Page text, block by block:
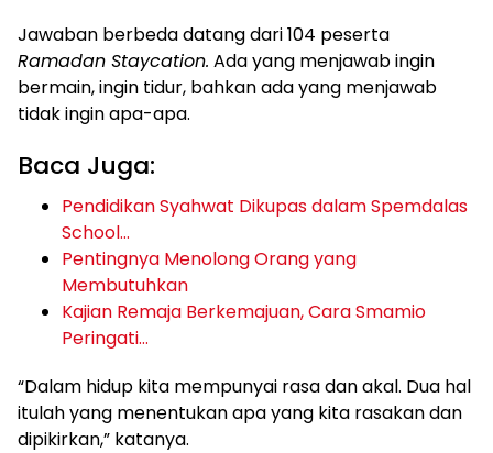
Jawaban berbeda datang dari 104 peserta
Ramadan Staycation. Ada yang menjawab ingin
bermain, ingin tidur, bahkan ada yang menjawab
tidak ingin apa-apa.
Baca Juga:
Pendidikan Syahwat Dikupas dalam Spemdalas
School…
Pentingnya Menolong Orang yang
Membutuhkan
Kajian Remaja Berkemajuan, Cara Smamio
Peringati…
“Dalam hidup kita mempunyai rasa dan akal. Dua hal
itulah yang menentukan apa yang kita rasakan dan
dipikirkan,” katanya.